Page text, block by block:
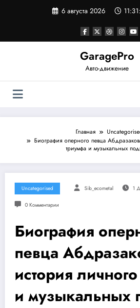
6 августа 2026
GaragePro
Авто-движение
Главная
Биография оперного певца
триумфа и музыкальных
Uncategorised Sib_ecometal 1
0 Комментарии
Биография
певца
история
и музыкальных